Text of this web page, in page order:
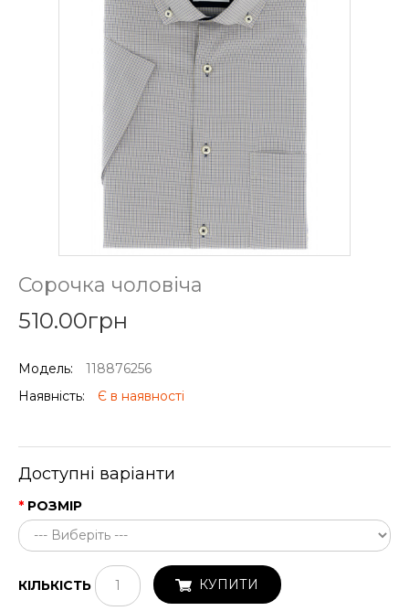
Сорочка чоловіча
510.00грн
Модель:
118876256
Наявність:
Є в наявності
Доступні варіанти
РОЗМІР
КІЛЬКІСТЬ КУПИТИ